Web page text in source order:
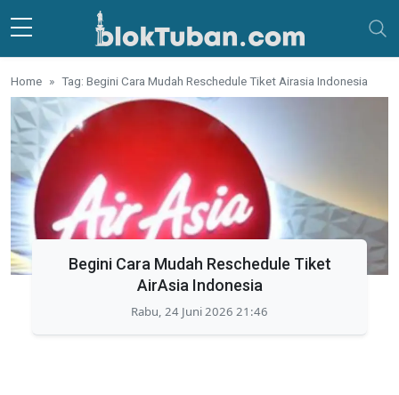
Skip to main content
Home Tag: Begini Cara Mudah Reschedule Tiket Airasia Indonesia
Begini Cara Mudah Reschedule Tiket
AirAsia Indonesia
Rabu, 24 Juni 2026 21:46